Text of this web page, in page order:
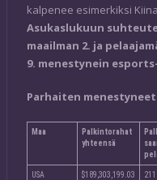
kalpenee esimerkiksi
Asukaslukuun
maailman 2. ja
9. menestynein
Parhaiten
Maa
Palkintorahat
yhteensä
USA $189,303,199.03